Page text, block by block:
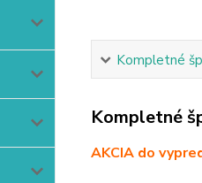
Kompletné
Kompletné
AKCIA do